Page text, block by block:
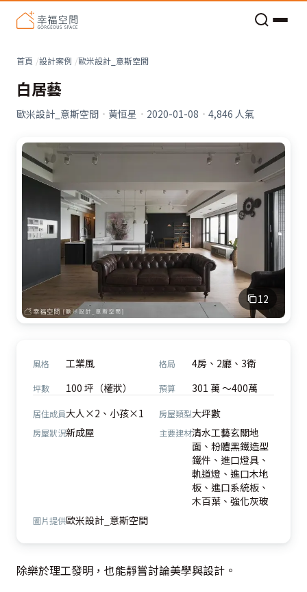
首頁 設計案例 歐米設計_意斯空間
白居藝
歐米設計_意斯空間 · 黃恒星 · 2020-01-08 · 4,846 人氣
12
風格 工業風 格局 4房、2廳、3衛
坪數 100 坪（權狀） 預算 301 萬 ～400萬
居住成員大人×2、小孩×1 房屋類型大坪數
房屋狀況新成屋 主要建材清水工藝玄關地
面、粉體黑鐵造型
鐵件、進口燈具、
軌道燈、進口木地
板、進口系統板、
木百葉、強化灰玻
圖片提供歐米設計_意斯空間
除樂於理工發明，也能靜嘗討論美學與設計。